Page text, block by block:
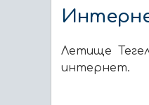
Летище
интернет.